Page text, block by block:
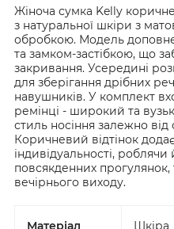
Жіноча сумка Kelly
з натуральної шкіри з
обробкою. Модель
та замком-застібкою, що
закривання. Усередині
для зберігання дрібних
навушників. У комплект
ремінці - широкий та
стиль носіння залежно від
Коричневий відтінок
індивідуальності,
повсякденних прогулянок,
вечірнього виходу.
Матеріал Шкіра